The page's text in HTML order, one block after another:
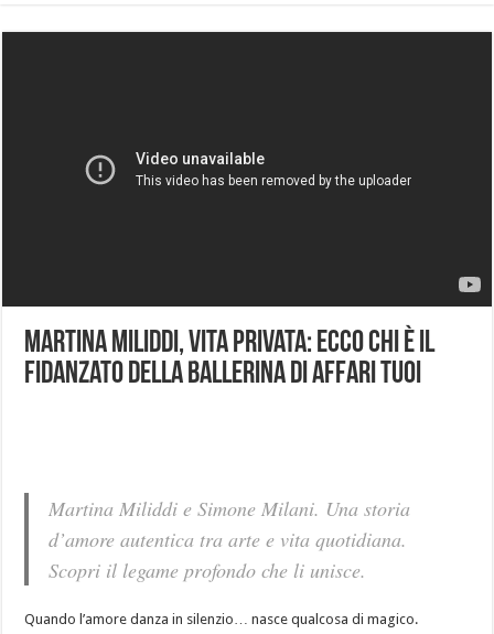
Martina Miliddi, vita privata: ecco chi è il
fidanzato della ballerina di Affari Tuoi
Martina Miliddi e Simone Milani. Una storia
d’amore autentica tra arte e vita quotidiana.
Scopri il legame profondo che li unisce.
Quando l’amore danza in silenzio… nasce qualcosa di magico.